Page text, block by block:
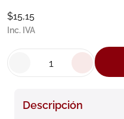
$15,15
Inc. IVA
Descripción
2.
3.
5. cerave